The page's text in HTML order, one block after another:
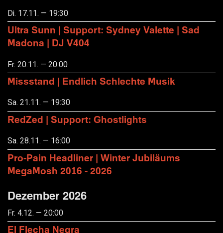
Di. 17.11. — 19:30
Ultra Sunn | Support: Sydney Valette | Sad
Madona | DJ V404
Fr. 20.11. — 20:00
Missstand | Endlich Schlechte Musik
Sa. 21.11. — 19:30
RedZed | Support: Ghostlights
Sa. 28.11. — 16:00
Pro-Pain Headliner | Winter Jubiläums
MegaMosh 2016 - 2026
Dezember 2026
Fr. 4.12. — 20:00
El Flecha Negra